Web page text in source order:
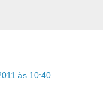
às 10:40